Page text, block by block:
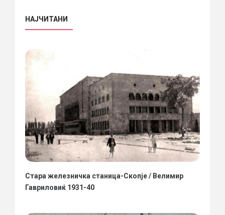
НАЈЧИТАНИ
Стара железничка станица-Скопје / Велимир
Гавриловиќ 1931-40